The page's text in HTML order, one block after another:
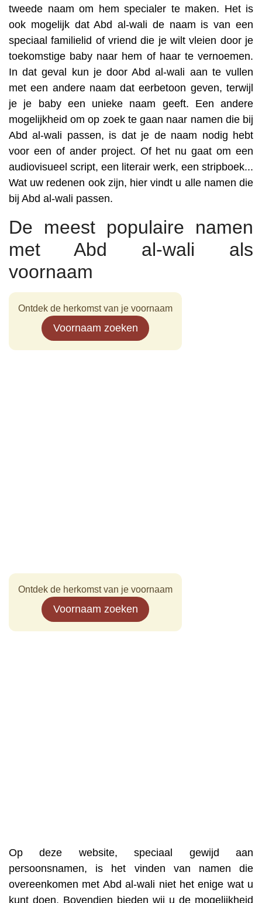
tweede naam om hem specialer te maken. Het is
ook mogelijk dat Abd al-wali de naam is van een
speciaal familielid of vriend die je wilt vleien door je
toekomstige baby naar hem of haar te vernoemen.
In dat geval kun je door Abd al-wali aan te vullen
met een andere naam dat eerbetoon geven, terwijl
je je baby een unieke naam geeft. Een andere
mogelijkheid om op zoek te gaan naar namen die bij
Abd al-wali passen, is dat je de naam nodig hebt
voor een of ander project. Of het nu gaat om een
audiovisueel script, een literair werk, een stripboek...
Wat uw redenen ook zijn, hier vindt u alle namen die
bij Abd al-wali passen.
De meest populaire namen
met Abd al-wali als
voornaam
Ontdek de herkomst van je voornaam
Voornaam zoeken
Ontdek de herkomst van je voornaam
Voornaam zoeken
Op deze website, speciaal gewijd aan
persoonsnamen, is het vinden van namen die
overeenkomen met Abd al-wali niet het enige wat u
kunt doen. Bovendien bieden wij u de mogelijkheid